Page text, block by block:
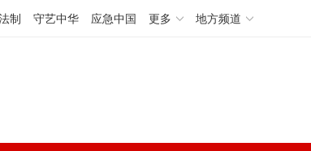
制 守艺中华 应急中国 更多 地方频道